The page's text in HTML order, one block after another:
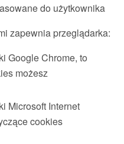
do użytkownika
zapewnia przeglądarka:
Google Chrome, to
możesz
Microsoft Internet
cookies